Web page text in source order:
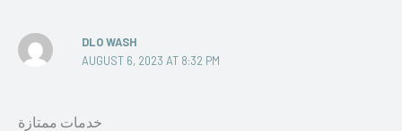
DLO WASH
AUGUST 6, 2023 AT 8:32 PM
خدمات ممتازة